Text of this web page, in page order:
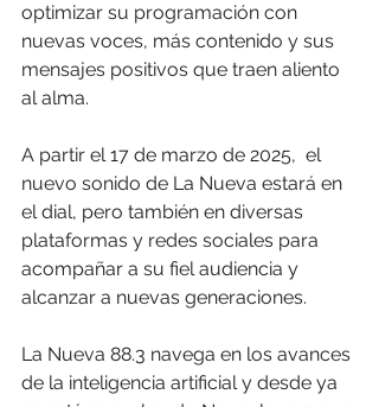
optimizar su programación con
nuevas voces, más contenido y sus
mensajes positivos que traen aliento
al alma.
A partir el 17 de marzo de 2025,  el
nuevo sonido de La Nueva estará en
el dial, pero también en diversas
plataformas y redes sociales para
acompañar a su fiel audiencia y
alcanzar a nuevas generaciones.
La Nueva 88.3 navega en los avances
de la inteligencia artificial y desde ya